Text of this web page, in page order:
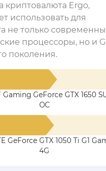
криптовалюта Ergo,
использовать для
не только
процессоры, но и
поколения.
Gaming GeForce GTX 1650
OC
GeForce GTX 1050 Ti G1
4G